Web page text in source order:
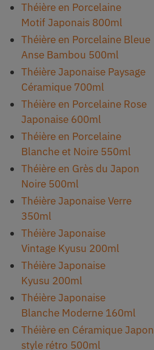
Théière en Porcelaine
Motif Japonais 800ml
Théière en Porcelaine Bleue
Anse Bambou 500ml
Théière Japonaise Paysage
Céramique 700ml
Théière en Porcelaine Rose
Japonaise 600ml
Théière en Porcelaine
Blanche et Noire 550ml
Théière en Grès du Japon
Noire 500ml
Théière Japonaise Verre
350ml
Théière Japonaise
Vintage Kyusu 200ml
Théière Japonaise
Kyusu 200ml
Théière Japonaise
Blanche Moderne 160ml
Théière en Céramique Japon
style rétro 500ml